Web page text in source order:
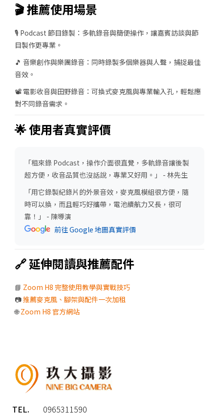
🎬 推薦使用場景
🎙 Podcast 節目錄製：多軌錄音與簡便操作，讓嘉賓訪談與節
目製作更專業。
🎵 音樂創作與樂團錄音：同時錄製多個樂器與人聲，捕捉最佳
音效。
📽 電影收音與田野錄音：可換式麥克風與專業輸入孔，輕鬆應
對不同錄音需求。
🌟 使用者真實評價
「租來錄 Podcast，操作介面很直覺，多軌錄音讓後製
超方便，收音品質也沒話說，專業又好用。」 - 林先生
「用它錄製紀錄片的外景音效，麥克風模組很方便，隨
時可以換，而且輕巧好攜帶，電池續航力又長，很可
靠！」 - 陳導演
前往 Google 地圖真實評價
🔗 延伸閱讀與推薦配件
📘 Zoom H8 完整使用教學與實戰技巧
📷推薦麥克風、腳架與配件一次加租
🌐Zoom H8 官方網站
TEL. 0965311590